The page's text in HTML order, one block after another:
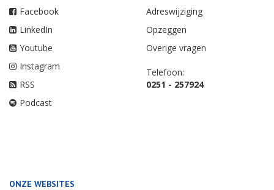
Facebook
LinkedIn
Youtube
Instagram
RSS
Podcast
Adreswijziging
Opzeggen
Overige vragen
Telefoon:
0251 - 257924
ONZE WEBSITES